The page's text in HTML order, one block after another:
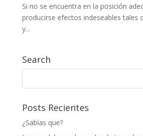
Si no se encuentra en la posición
producirse efectos indeseables tales
y...
Search
Posts Recientes
¿Sabías que?